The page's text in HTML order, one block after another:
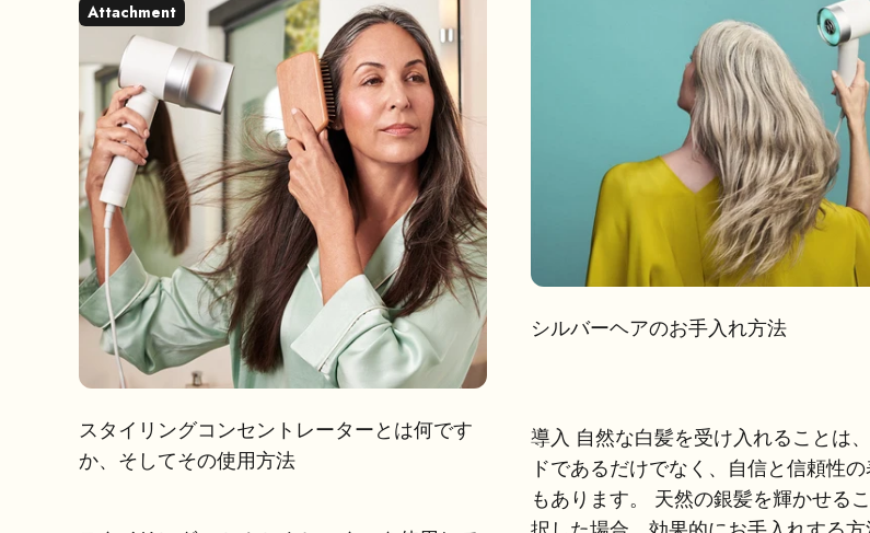
Attachment
スタイリングコンセントレーターとは何です
か、そしてその使用方法
シルバーヘアのお手入れ方法
導入 自然な白髪を受け入れることは
ドであるだけでなく、自信と信頼性
もあります。 天然の銀髪を輝かせる